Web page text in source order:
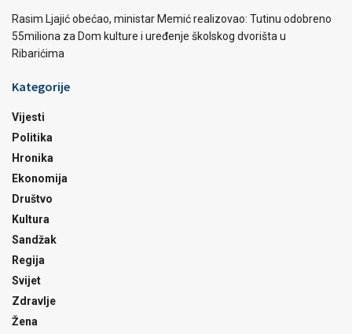
Rasim Ljajić obećao, ministar Memić realizovao: Tutinu odobreno
55miliona za Dom kulture i uređenje školskog dvorišta u
Ribarićima
Kategorije
Vijesti
Politika
Hronika
Ekonomija
Društvo
Kultura
Sandžak
Regija
Svijet
Zdravlje
Žena